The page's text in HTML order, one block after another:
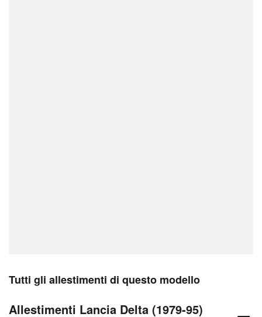
Tutti gli allestimenti di questo modello
Allestimenti Lancia Delta (1979-95)